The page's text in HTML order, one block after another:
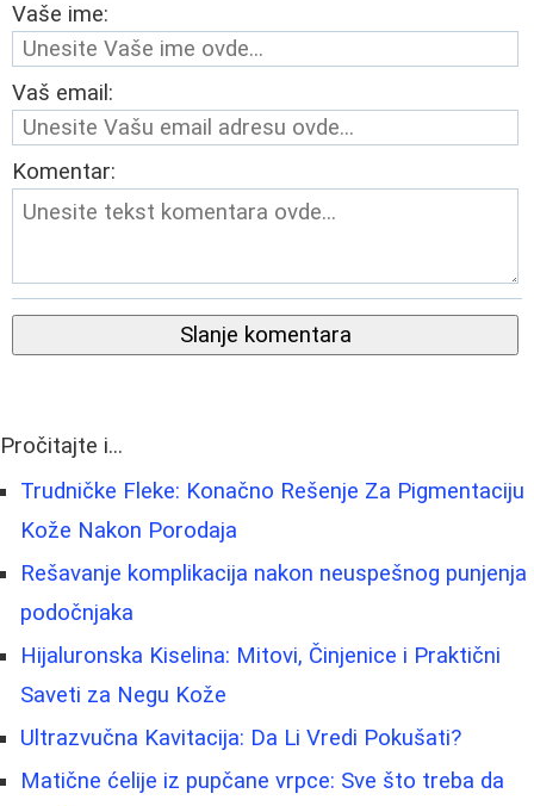
Vaše ime:
Vaš email:
Komentar:
Slanje komentara
Pročitajte i...
Trudničke Fleke: Konačno Rešenje Za Pigmentaciju
Kože Nakon Porodaja
Rešavanje komplikacija nakon neuspešnog punjenja
podočnjaka
Hijaluronska Kiselina: Mitovi, Činjenice i Praktični
Saveti za Negu Kože
Ultrazvučna Kavitacija: Da Li Vredi Pokušati?
Matične ćelije iz pupčane vrpce: Sve što treba da